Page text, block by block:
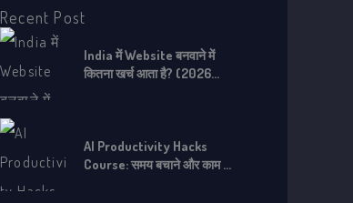
Recent Post
India में Website बनवाने में
कितना खर्च आता है? (2026
AI Productivity Hacks
Course: समय बचाने और काम को